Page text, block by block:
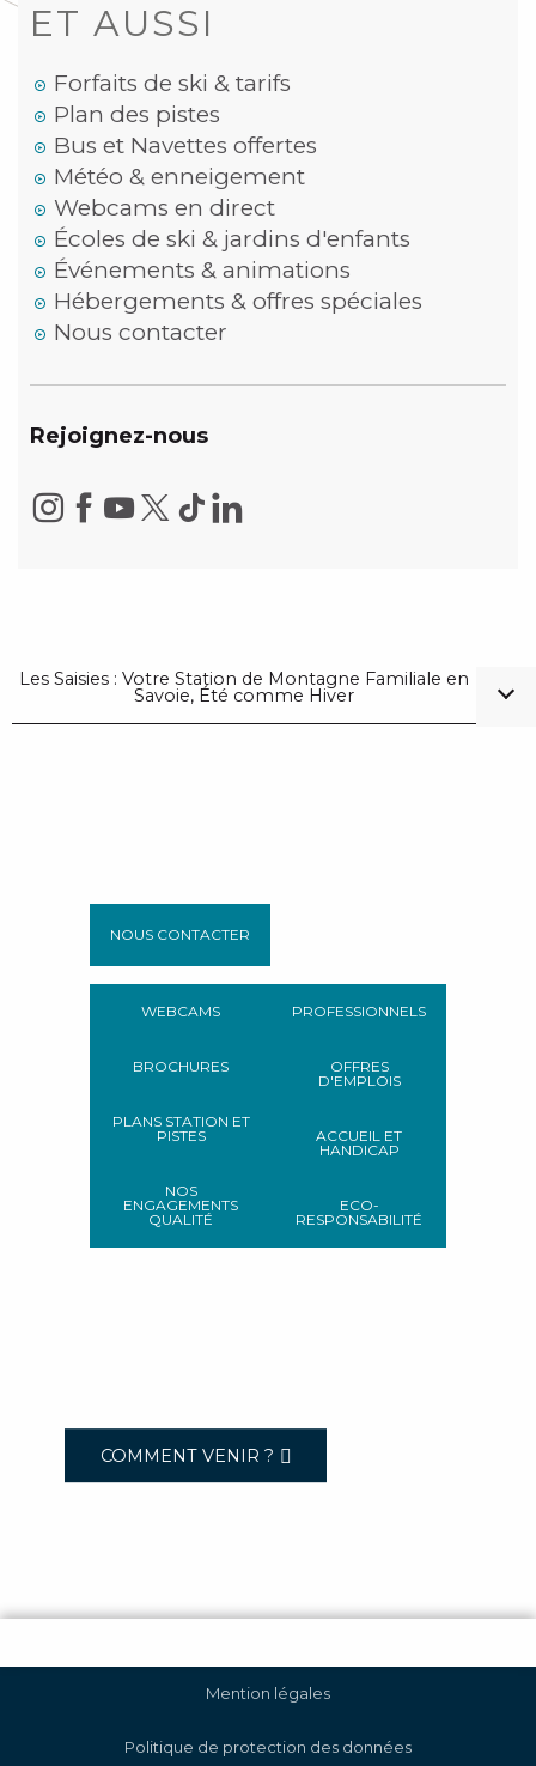
ET AUSSI
Forfaits de ski & tarifs
Plan des pistes
Bus et Navettes offertes
Météo & enneigement
Webcams en direct
Écoles de ski & jardins d'enfants
Événements & animations
Hébergements & offres spéciales
Nous contacter
Rejoignez-nous
Les Saisies : Votre Station de Montagne Familiale en
Savoie, Été comme Hiver
NOUS CONTACTER
WEBCAMS
BROCHURES
PLANS STATION ET
PISTES
NOS
ENGAGEMENTS
QUALITÉ
PROFESSIONNELS
OFFRES
D'EMPLOIS
ACCUEIL ET
HANDICAP
ECO-
RESPONSABILITÉ
COMMENT VENIR ?
Mention légales
Politique de protection des données